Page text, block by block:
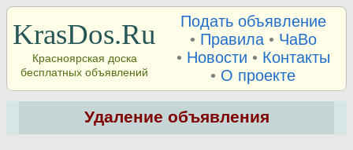
KrasDos.Ru
Красноярская доска
бесплатных объявлений
Подать объявление
• Правила• ЧаВо
• Новости • Контакты
• О проекте
Удаление объявления